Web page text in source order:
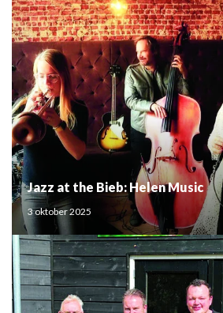
Jazz at the Bieb: Helen Music
3 oktober 2025